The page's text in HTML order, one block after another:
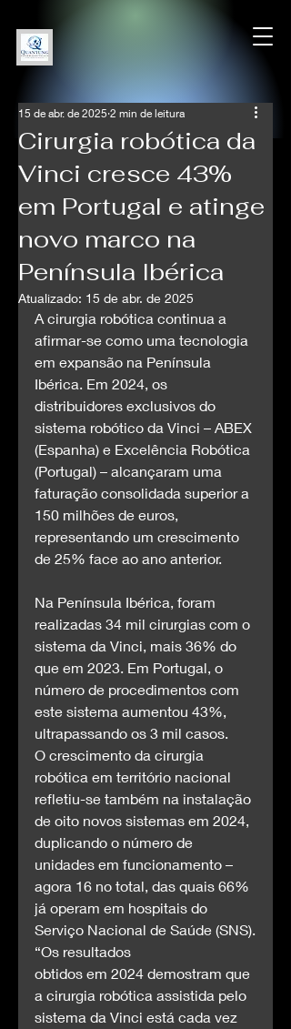
Cirurgia robótica da
Vinci cresce 43%
em Portugal e atinge
novo marco na
Península Ibérica
15 de abr. de 2025 2 min de leitura
Atualizado: 15 de abr. de 2025
A cirurgia robótica continua a
afirmar-se como uma tecnologia
em expansão na Península
Ibérica. Em 2024, os
distribuidores exclusivos do
sistema robótico da Vinci – ABEX
(Espanha) e Excelência Robótica
(Portugal) – alcançaram uma
faturação consolidada superior a
150 milhões de euros,
representando um crescimento
de 25% face ao ano anterior.
Na Península Ibérica, foram
realizadas 34 mil cirurgias com o
sistema da Vinci, mais 36% do
que em 2023. Em Portugal, o
número de procedimentos com
este sistema aumentou 43%,
ultrapassando os 3 mil casos.
O crescimento da cirurgia
robótica em território nacional
refletiu-se também na instalação
de oito novos sistemas em 2024,
duplicando o número de
unidades em funcionamento –
agora 16 no total, das quais 66%
já operam em hospitais do
Serviço Nacional de Saúde (SNS).
“Os resultados
obtidos em 2024 demostram que
a cirurgia robótica assistida pelo
sistema da Vinci está cada vez